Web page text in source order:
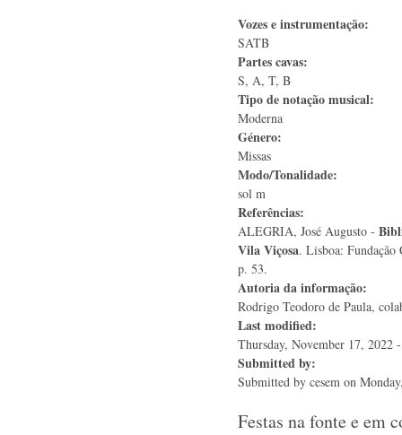
Vozes e instrumentação:
SATB
Partes cavas:
S, A, T, B
Tipo de notação musical:
Moderna
Género:
Missas
Modo/Tonalidade:
sol m
Referências:
ALEGRIA, José Augusto -
Vila Viçosa. Lisboa: Fundação
p. 53.
Autoria da informação:
Rodrigo Teodoro de Paula,
Last modified:
Thursday, November 17, 2022
Submitted by:
Submitted by cesem on
Festas na fonte e em